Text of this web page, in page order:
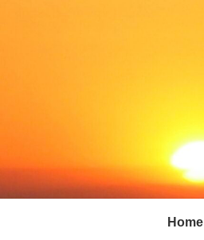
Home